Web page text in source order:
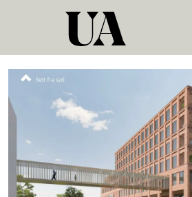
Tag:
josef
kayri